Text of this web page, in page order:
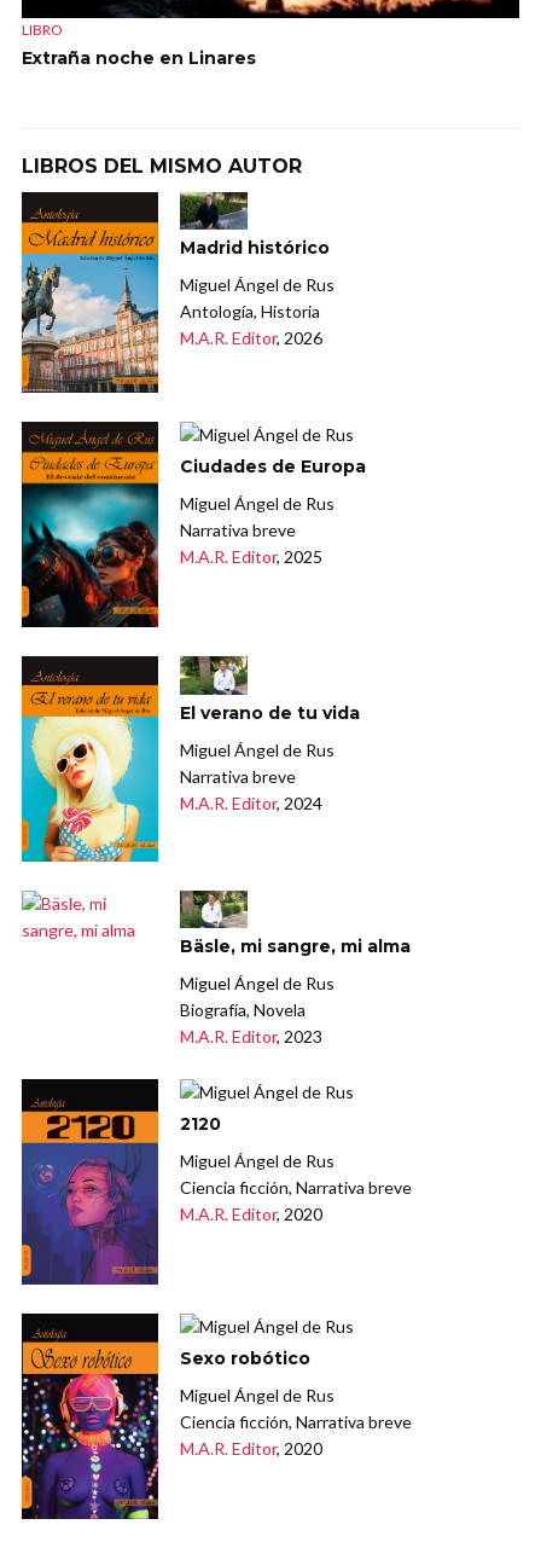
LIBRO
Extraña noche en Linares
LIBROS DEL MISMO AUTOR
Madrid histórico
Miguel Ángel de Rus
Antología, Historia
M.A.R. Editor, 2026
Ciudades de Europa
Miguel Ángel de Rus
Narrativa breve
M.A.R. Editor, 2025
El verano de tu vida
Miguel Ángel de Rus
Narrativa breve
M.A.R. Editor, 2024
Bäsle, mi sangre, mi alma
Miguel Ángel de Rus
Biografía, Novela
M.A.R. Editor, 2023
2120
Miguel Ángel de Rus
Ciencia ficción, Narrativa breve
M.A.R. Editor, 2020
Sexo robótico
Miguel Ángel de Rus
Ciencia ficción, Narrativa breve
M.A.R. Editor, 2020